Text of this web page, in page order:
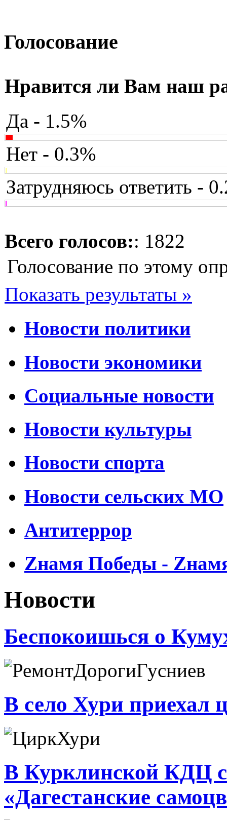
Голосование
Нравится ли Вам наш
Да - 1.5%
Нет - 0.3%
Затрудняюсь ответить -
Всего голосов:: 1822
Голосование по этому
Показать результаты »
Новости политики
Новости экономики
Социальные новости
Новости культуры
Новости спорта
Новости сельских МО
Антитеррор
Zнамя Победы -
Новости
Беспокоишься о
В село Хури приехал
В Курклинской КДЦ
«Дагестанские